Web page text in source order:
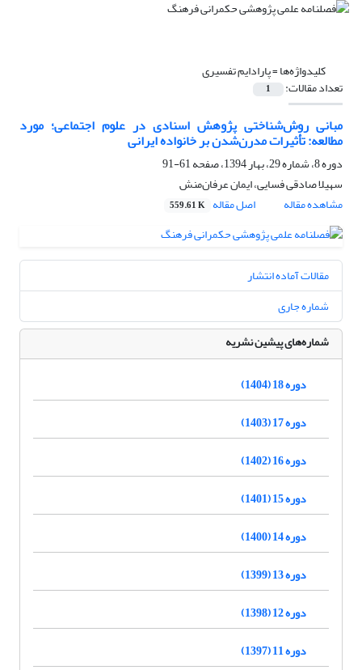
کلیدواژه‌ها =پارادایم تفسیری
تعداد مقالات: 1
مبانی روش‌شناختی پژوهش اسنادی در علوم اجتماعی؛ مورد
مطالعه: تأثیرات مدرن‌شدن بر خانواده ایرانی
دوره 8، شماره 29، بهار 1394، صفحه
61-91
سهیلا صادقی فسایی، ایمان عرفان‌منش
مشاهده مقاله
اصل مقاله 559.61 K
مقالات آماده انتشار
شماره جاری
شماره‌های پیشین نشریه
دوره 18 (1404)
دوره 17 (1403)
دوره 16 (1402)
دوره 15 (1401)
دوره 14 (1400)
دوره 13 (1399)
دوره 12 (1398)
دوره 11 (1397)